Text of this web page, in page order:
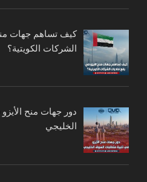
كيف تساهم جهات
الشركات الكويتية؟
دور جهات منح
الخليجي